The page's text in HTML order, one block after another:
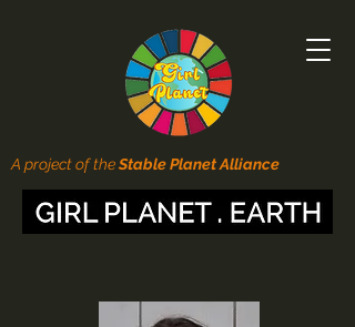
A project of theStable Planet Alliance